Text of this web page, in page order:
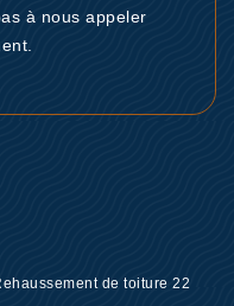
à nous appeler
de toiture 22